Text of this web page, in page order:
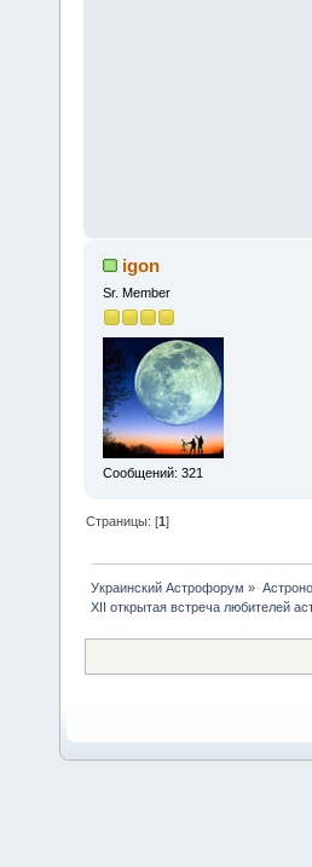
igon
Sr. Member
Сообщений: 321
Страницы: [1]
Украинский Астрофорум »
XII открытая встреча любителей